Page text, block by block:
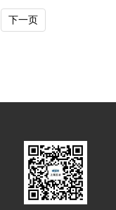
下一页